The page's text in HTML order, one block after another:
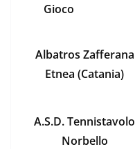
Gioco
Albatros Zafferana
Etnea (Catania)
A.S.D. Tennistavolo
Norbello